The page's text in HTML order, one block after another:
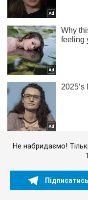
Не набридаємо!
Підписатись